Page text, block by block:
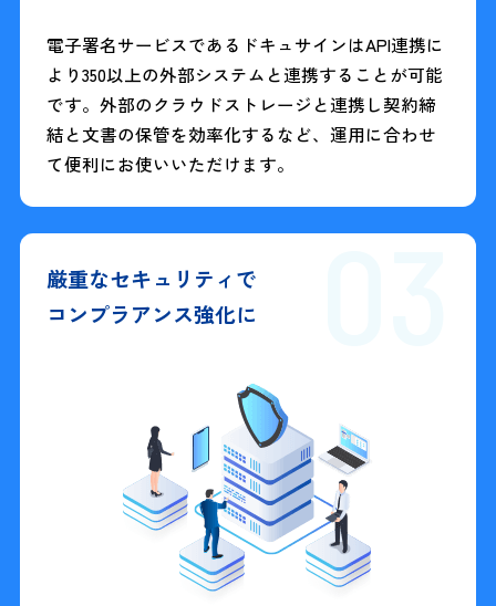
電子署名サービスであるドキュサインはAPI連携に
より350以上の外部システムと連携することが可能
です。外部のクラウドストレージと連携し契約締
結と文書の保管を効率化するなど、運用に合わせ
て便利にお使いいただけます。
厳重なセキュリティで
コンプラアンス強化に